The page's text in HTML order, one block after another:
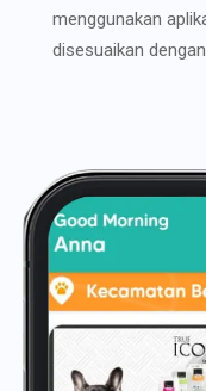
menggunakan
disesuaikan